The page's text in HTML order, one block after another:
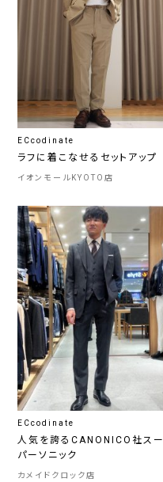
ECcodinate
ラフに着こなせるセットアップ
イオンモールKYOTO店
ECcodinate
人気を誇るCANONICO社スー
パーソニック
カメイドクロック店